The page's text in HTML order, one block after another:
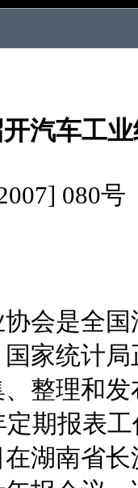
汽车工
080号
会是全
家统计
整理和
定期报表
在湖南省